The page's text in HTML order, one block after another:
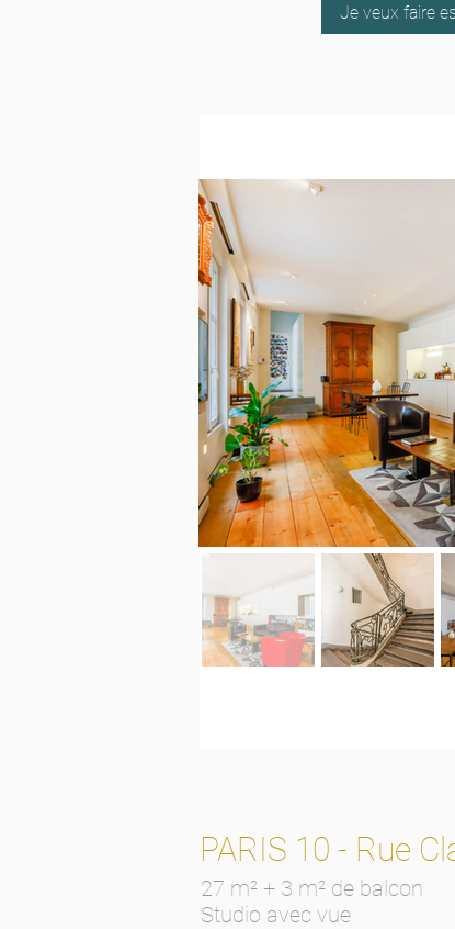
Je veux faire
PARIS 10 - Rue
27 m² + 3 m² de balcon
Studio avec vue